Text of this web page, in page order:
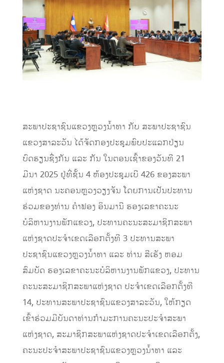
ສະພາປະຊາຊົນແຂວງຫຼວງນໍ້າທາ ກັບ ສະພາປະຊາຊົນ
ແຂວງສາລະວັນ ໄດ້ຈັດກອງປະຊຸມພົບປະແລກປ່ຽນ
ບົດຮຽນຊື່ງກັນ ແລະ ກັນ ໃນຕອນເຊົ້າຂອງວັນທີ 21
ມີນາ 2025 ຢູ່ທີ່ຊັ້ນ 4 ຫ້ອງປະຊຸມເບີ 426 ຂອງສະພາ
ແຫ່ງຊາດ ນະຄອນຫຼວງວຽງຈັນ ໂດຍການເປັນປະທານ
ຮ່ວມຂອງທ່ານ ຄໍາຟອງ ອິນມານີ ຮອງເລຂາຄະນະ
ບໍລິຫານງານພັກແຂວງ, ປະທານຄະນະສະມາຊິກສະພາ
ແຫ່ງຊາດປະຈໍາເຂດເລືອກຕັ້ງທີ 3 ປະທານສະພາ
ປະຊາຊົນແຂວງຫຼວງນໍ້າທາ ແລະ ທ່ານ ສີເຮັງ ຫອມ
ສົມບັດ ຮອງເລຂາຄະນະບໍລິຫານງານພັກແຂວງ, ປະທານ
ຄະນະສະມາຊິກສະພາແຫ່ງຊາດ ປະຈໍາເຂດເລືອກຕັ້ງທີ
14, ປະທານສະພາປະຊາຊົນແຂວງສາລະວັນ, ໃຫ້ກຽດ
ເຂົ້າຮ່ວມມີບັນດາທ່ານກຳມະການຄະນະປະຈຳສະພາ
ແຫ່ງຊາດ, ສະມາຊິກສະພາແຫ່ງຊາດປະຈຳເຂດເລືອກຕັ້ງ,
ຄະນະປະຈຳສະພາປະຊາຊົນແຂວງຫຼວງນ້ຳທາ ແລະ